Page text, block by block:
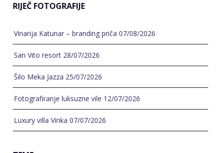
RIJEČ FOTOGRAFIJE
Vinarija Katunar – branding priča 07/08/2026
San Vito resort 28/07/2026
Šilo Meka Jazza 25/07/2026
Fotografiranje luksuzne vile 12/07/2026
Luxury villa Vinka 07/07/2026